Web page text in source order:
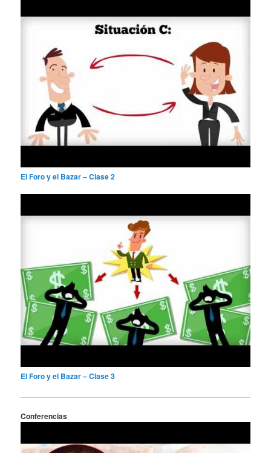
El Foro y el Bazar – Clase 2
El Foro y el Bazar – Clase 3
Conferencias